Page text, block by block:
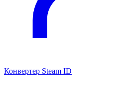
Конвертер Steam ID